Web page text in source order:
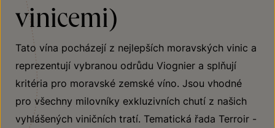
vinicemi)
Tato vína pocházejí z nejlepších moravských vinic a
reprezentují vybranou odrůdu Viognier a splňují
kritéria pro moravské zemské víno. Jsou vhodné
pro všechny milovníky exkluzivních chutí z našich
vyhlášených viničních tratí. Tematická řada Terroir -